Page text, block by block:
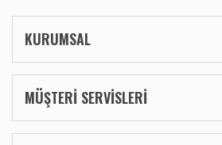
KURUMSAL
MÜŞTERİ SERVİSLERİ